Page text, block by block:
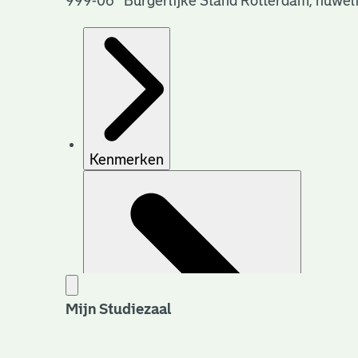
Kenmerken
Mijn Studiezaal